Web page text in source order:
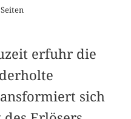
erfuhr die
sich